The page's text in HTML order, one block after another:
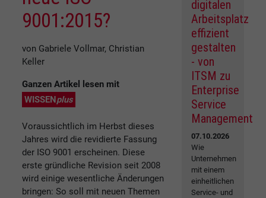
9001:2015?
von Gabriele Vollmar, Christian
Keller
Ganzen Artikel lesen mit
WISSENplus
Voraussichtlich im Herbst dieses
Jahres wird die revidierte Fassung
der ISO 9001 erscheinen. Diese
erste gründliche Revision seit 2008
wird einige wesentliche Änderungen
bringen: So soll mit neuen Themen
digitalen
Arbeitsplatz
effizient
gestalten
- von
ITSM zu
Enterprise
Service
Management
07.10.2026
Wie
Unternehmen
mit einem
einheitlichen
Service- und